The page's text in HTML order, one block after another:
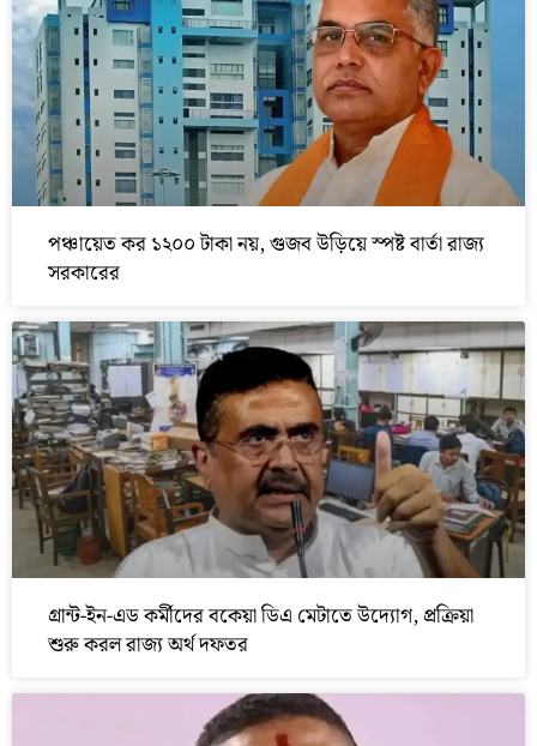
পঞ্চায়েত কর ১২০০ টাকা নয়, গুজব উড়িয়ে স্পষ্ট বার্তা রাজ্য
সরকারের
গ্রান্ট-ইন-এড কর্মীদের বকেয়া ডিএ মেটাতে উদ্যোগ, প্রক্রিয়া
শুরু করল রাজ্য অর্থ দফতর